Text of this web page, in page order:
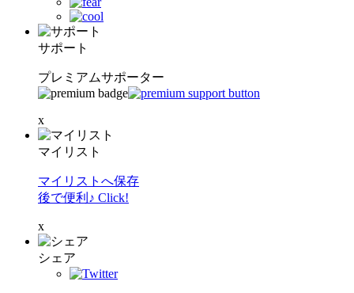
サポート
プレミアムサポーター
x
マイリスト
マイリストへ保存
後で便利♪ Click!
x
シェア